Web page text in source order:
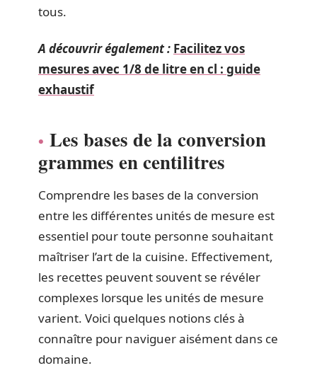
tous.
A découvrir également : Facilitez vos
mesures avec 1/8 de litre en cl : guide
exhaustif
Les bases de la conversion
grammes en centilitres
Comprendre les bases de la conversion
entre les différentes unités de mesure est
essentiel pour toute personne souhaitant
maîtriser l’art de la cuisine. Effectivement,
les recettes peuvent souvent se révéler
complexes lorsque les unités de mesure
varient. Voici quelques notions clés à
connaître pour naviguer aisément dans ce
domaine.